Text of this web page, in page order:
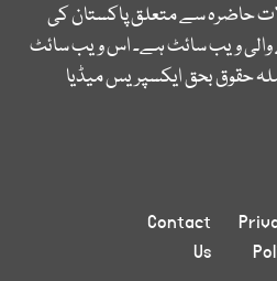
حاضرہ سے متعلق پاکستان کی
ویب سائٹ ہے۔ اس ویب سائٹ
حقوق بحق ایکسپریس میڈیا
Contact
Us